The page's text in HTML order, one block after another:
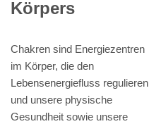
Körpers
Chakren sind Energiezentren
im Körper, die den
Lebensenergiefluss regulieren
und unsere physische
Gesundheit sowie unsere